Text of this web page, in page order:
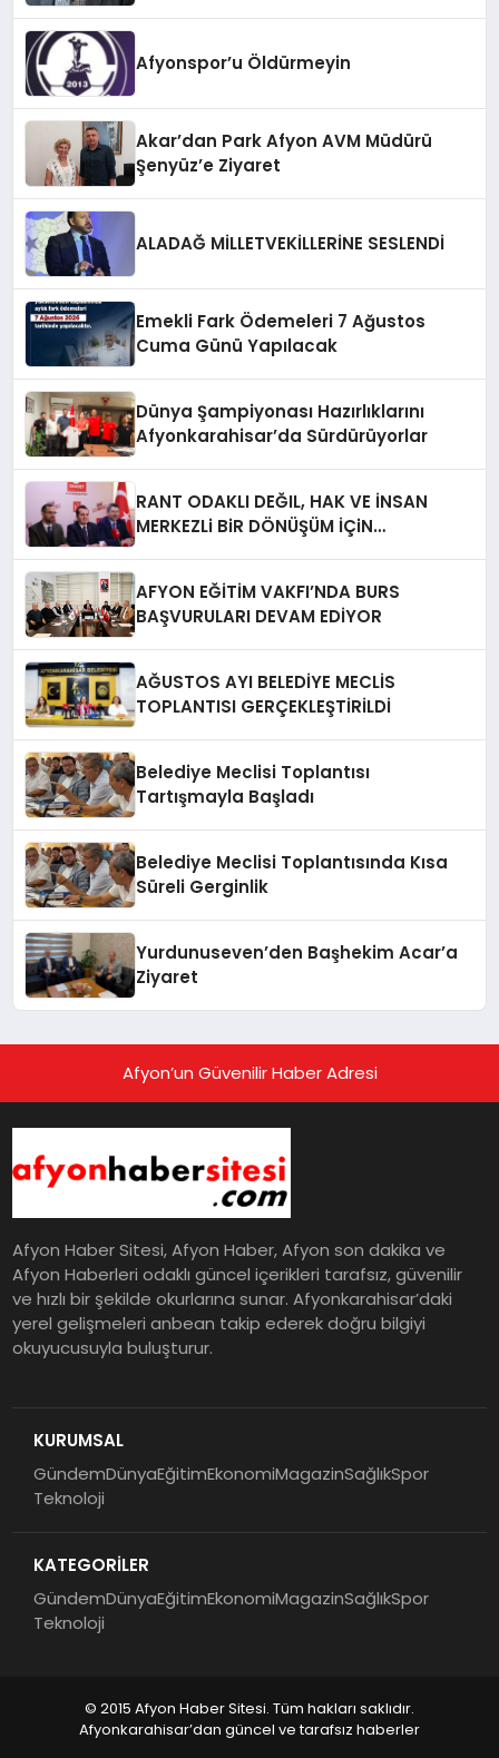
Afyonspor’u Öldürmeyin
Akar’dan Park Afyon AVM Müdürü
Şenyüz’e Ziyaret
ALADAĞ MİLLETVEKİLLERİNE SESLENDİ
Emekli Fark Ödemeleri 7 Ağustos
Cuma Günü Yapılacak
Dünya Şampiyonası Hazırlıklarını
Afyonkarahisar’da Sürdürüyorlar
RANT ODAKLI DEĞIL, HAK VE İNSAN
MERKEZLi BiR DÖNÜŞÜM İÇiN
AFYON EĞİTİM VAKFI’NDA BURS
BAŞVURULARI DEVAM EDİYOR
AĞUSTOS AYI BELEDİYE MECLİS
TOPLANTISI GERÇEKLEŞTİRİLDİ
Belediye Meclisi Toplantısı
Tartışmayla Başladı
Belediye Meclisi Toplantısında Kısa
Süreli Gerginlik
Yurdunuseven’den Başhekim Acar’a
Ziyaret
Afyon’un Güvenilir Haber Adresi
Afyon Haber Sitesi, Afyon Haber, Afyon son dakika ve
Afyon Haberleri odaklı güncel içerikleri tarafsız, güvenilir
ve hızlı bir şekilde okurlarına sunar. Afyonkarahisar’daki
yerel gelişmeleri anbean takip ederek doğru bilgiyi
okuyucusuyla buluşturur.
KURUMSAL
GündemDünyaEğitimEkonomiMagazinSağlıkSpor
Teknoloji
KATEGORİLER
GündemDünyaEğitimEkonomiMagazinSağlıkSpor
Teknoloji
© 2015 Afyon Haber Sitesi. Tüm hakları saklıdır.
Afyonkarahisar’dan güncel ve tarafsız haberler